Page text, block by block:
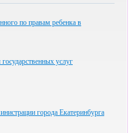
по правам ребенка в
услуг
города Екатеринбурга